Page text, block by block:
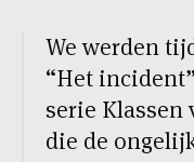
We werden
“Het
serie Klassen
die de